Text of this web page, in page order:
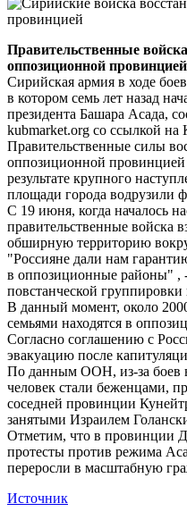
Правительственные
оппозиционной
Сирийская армия в ходе
в котором семь лет назад
президента Башара Асада,
kubmarket.org со ссылкой на
Правительственные силы
оппозиционной
результате крупного
площади города водрузили
С 19 июня, когда началось
правительственные войска
обширную территорию
"Россияне дали нам
в оппозиционные районы" ,
повстанческой группировки
В данный момент, около
семьями находятся в
Согласно соглашению с
эвакуацию после
По данным ООН, из-за боев
человек стали беженцами,
соседней провинции
занятыми Израилем
Отметим, что в провинции
протесты против режима
переросли в масштабную
Источник